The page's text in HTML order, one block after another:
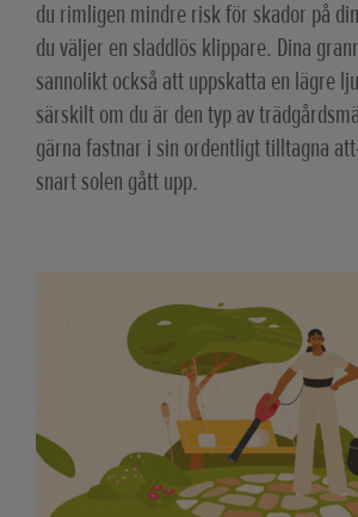
du rimligen mindre risk för skador på
du väljer en sladdlös klippare. Dina
sannolikt också att uppskatta en lägre
särskilt om du är den typ av
gärna fastnar i sin ordentligt tilltagna
snart solen gått upp.